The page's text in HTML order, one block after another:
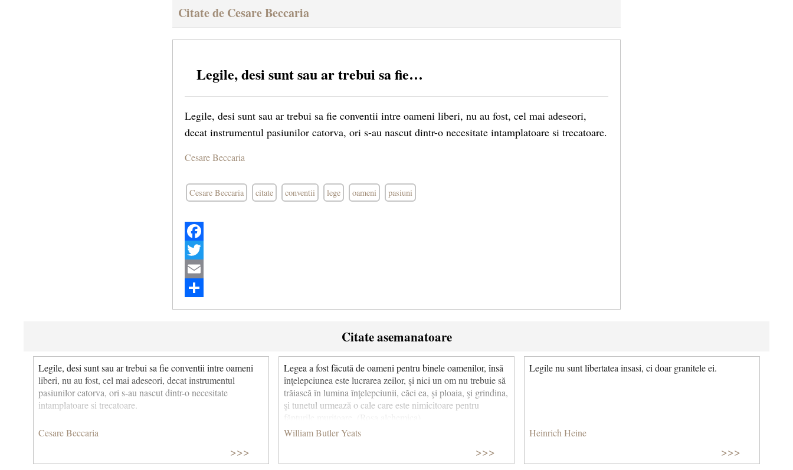
Citate de Cesare Beccaria
Legile, desi sunt sau ar trebui sa fie…
Legile, desi sunt sau ar trebui sa fie conventii intre oameni liberi, nu au fost, cel mai adeseori,
decat instrumentul pasiunilor catorva, ori s-au nascut dintr-o necesitate intamplatoare si trecatoare.
Cesare Beccaria
Cesare Beccaria citate conventii lege oameni pasiuni
Facebook
Twitter
Email
Share
Citate asemanatoare
Legile, desi sunt sau ar trebui sa fie conventii intre oameni
liberi, nu au fost, cel mai adeseori, decat instrumentul
pasiunilor catorva, ori s-au nascut dintr-o necesitate
intamplatoare si trecatoare.
Cesare Beccaria
>>>
Legea a fost făcută de oameni pentru binele oamenilor, însă
înţelepciunea este lucrarea zeilor, şi nici un om nu trebuie să
trăiască în lumina înţelepciunii, căci ea, şi ploaia, şi grindina,
şi tunetul urmează o cale care este nimicitoare pentru
făpturile muritoare. (Rosa alchemica)
William Butler Yeats
>>>
Legile nu sunt libertatea insasi, ci doar granitele ei.
Heinrich Heine
>>>